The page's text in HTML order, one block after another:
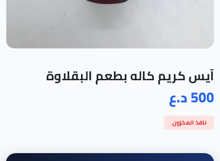
آيس كريم كاله بطعم البقلاوة
500 د.ع
نافذ المخزون